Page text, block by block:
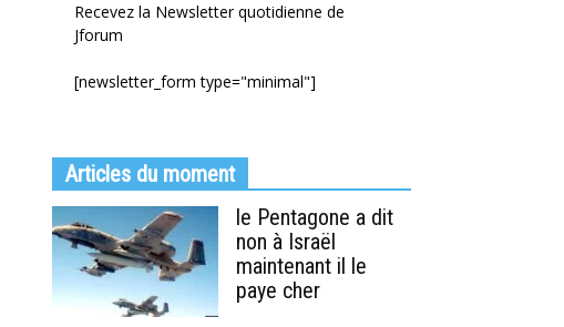
Recevez la Newsletter quotidienne de
Jforum
[newsletter_form type="minimal"]
Articles du moment
le Pentagone a dit
non à Israël
maintenant il le
paye cher